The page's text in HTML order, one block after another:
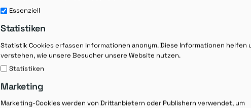
Rezept-Ausdruck
Rezept-
Essenziell
Statistiken
Statistik Cookies erfassen Informationen anonym. Diese Informationen helfen
verstehen, wie unsere Besucher unsere Website nutzen.
Statistiken
Marketing
Marketing-Cookies werden von Drittanbietern oder Publishern verwendet, um